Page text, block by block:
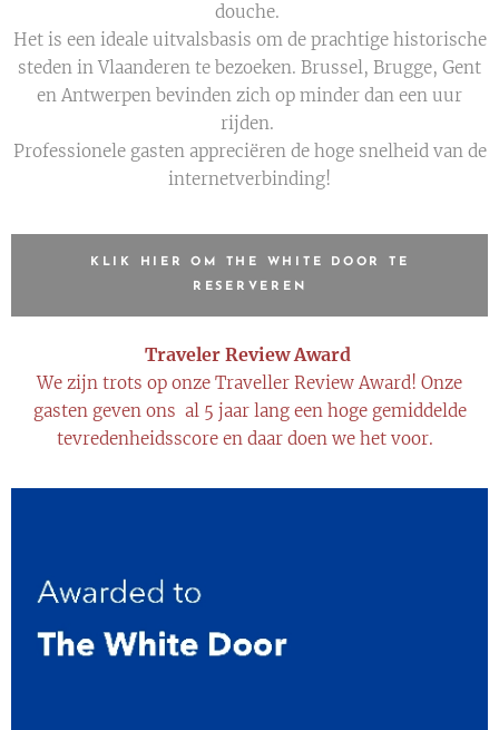
douche.
Het is een ideale uitvalsbasis om de prachtige historische
steden in Vlaanderen te bezoeken. Brussel, Brugge, Gent
en Antwerpen bevinden zich op minder dan een uur
rijden.
Professionele gasten appreciëren de hoge snelheid van de
internetverbinding!
KLIK HIER OM THE WHITE DOOR TE
RESERVEREN
Traveler Review Award
We zijn trots op onze Traveller Review Award! Onze
gasten geven ons al 5 jaar lang een hoge gemiddelde
tevredenheidsscore en daar doen we het voor.